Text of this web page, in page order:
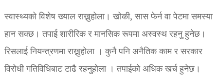
स्वास्थ्यको विशेष ख्याल राख्नुहोला। खोकी, सास फेर्न वा पेटमा समस्या
हान सक्छ। तपाई शारीरिक र मानसिक रूपमा अस्वस्थ रहनु हुनेछ।
रिसलाई नियन्त्रणमा राख्नुहोला । कुनै पनि अनैतिक काम र सरकार
विरोधी गतिविधिबाट टाढै रहनुहोला । तपाईको अधिक खर्च हुनेछ।